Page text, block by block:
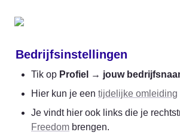
Bedrijfsinstellingen
Tik op Profiel → jouw
Hier kun je een tijdelijke omleiding
Freedom brengen.